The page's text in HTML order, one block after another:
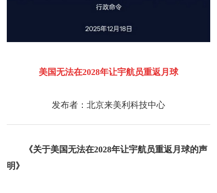
美国无法在2028年让宇航员重返月球
发布者：北京来美利科技中心
《关于美国无法在2028年让宇航员重返月球的声
明》